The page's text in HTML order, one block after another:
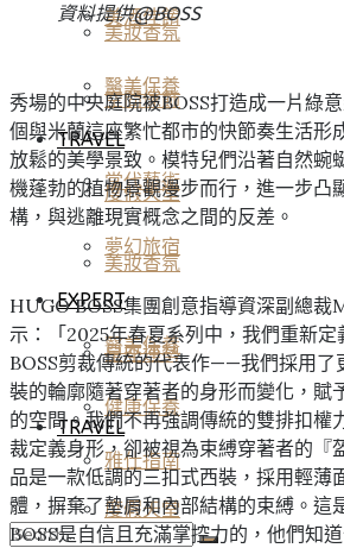
美酒佳餚
空間傢飾
當代藝術
美妝香氛
醫美保養
TRAVEL
度假天堂
美妝香氛
醫美保養
TRAVEL
度假天堂
夢幻旅宿
EXPERT
星座運勢
健康保養
雅仕指南
資料提供@BOSS
秀場的中央庭院被BOSS打造成一片綠
個與米蘭這座繁忙都市的快節奏生活形
放鬆的美學景致。模特兒們沿著自然蜿
機蓬勃的植物景觀漫步而行，進一步凸
構，與逃離現實概念之間的反差。
HUGO BOSS集團創意指導資深副總
示：「2025年春夏系列中，我們重新
BOSS剪裁傳統的代表作——我們採用了
裝的輪廓隨著穿著者的身形而變化，賦
的空間。我們不再強調傳統的雙排扣權
裁定義身形，卻被視為束縛穿著者的『
品是一款低調的三扣式西裝，採用輕薄
體，摒棄了墊肩和內部結構的束縛。這
BOSS是自信且充滿掌控力的，他們知